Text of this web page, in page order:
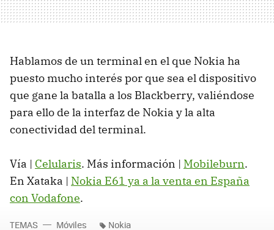
Hablamos de un terminal en el que Nokia ha
puesto mucho interés por que sea el dispositivo
que gane la batalla a los Blackberry, valiéndose
para ello de la interfaz de Nokia y la alta
conectividad del terminal.
Vía | Celularis. Más información | Mobileburn.
En Xataka | Nokia E61 ya a la venta en España
con Vodafone.
TEMAS Móviles Nokia